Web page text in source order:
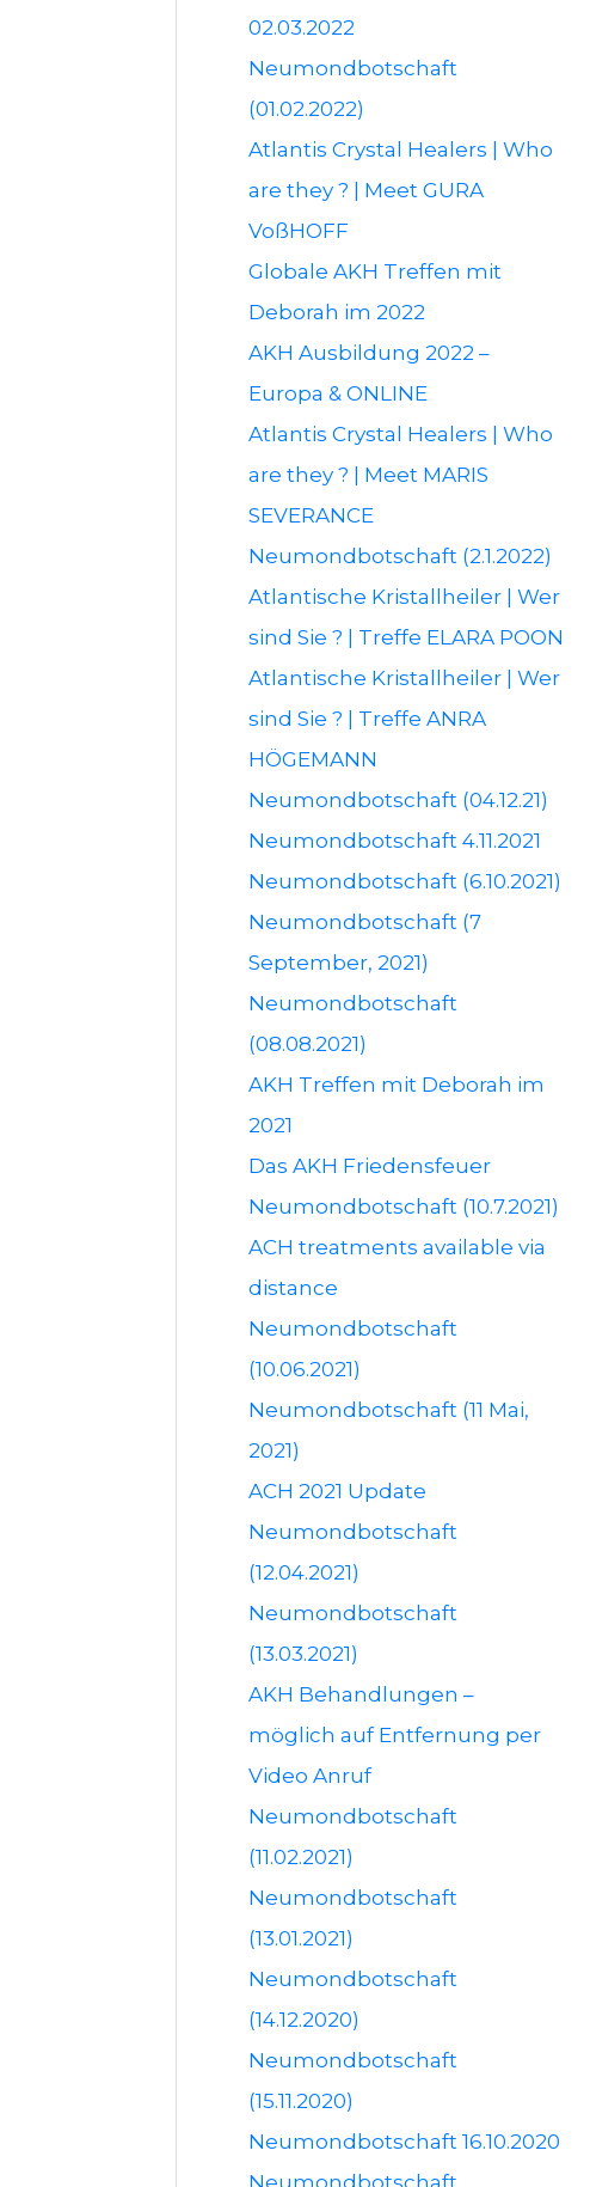
02.03.2022
Neumondbotschaft
(01.02.2022)
Atlantis Crystal Healers | Who
are they ? | Meet GURA
VoßHOFF
Globale AKH Treffen mit
Deborah im 2022
AKH Ausbildung 2022 –
Europa & ONLINE
Atlantis Crystal Healers | Who
are they ? | Meet MARIS
SEVERANCE
Neumondbotschaft (2.1.2022)
Atlantische Kristallheiler | Wer
sind Sie ? | Treffe ELARA POON
Atlantische Kristallheiler | Wer
sind Sie ? | Treffe ANRA
HÖGEMANN
Neumondbotschaft (04.12.21)
Neumondbotschaft 4.11.2021
Neumondbotschaft (6.10.2021)
Neumondbotschaft (7
September, 2021)
Neumondbotschaft
(08.08.2021)
AKH Treffen mit Deborah im
2021
Das AKH Friedensfeuer
Neumondbotschaft (10.7.2021)
ACH treatments available via
distance
Neumondbotschaft
(10.06.2021)
Neumondbotschaft (11 Mai,
2021)
ACH 2021 Update
Neumondbotschaft
(12.04.2021)
Neumondbotschaft
(13.03.2021)
AKH Behandlungen –
möglich auf Entfernung per
Video Anruf
Neumondbotschaft
(11.02.2021)
Neumondbotschaft
(13.01.2021)
Neumondbotschaft
(14.12.2020)
Neumondbotschaft
(15.11.2020)
Neumondbotschaft 16.10.2020
Neumondbotschaft